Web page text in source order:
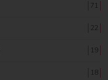
71
22
19
18